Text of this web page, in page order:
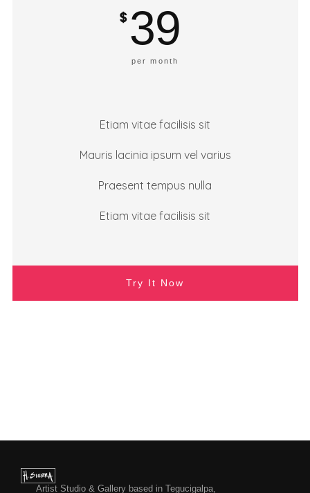
$ 39
per month
Etiam vitae facilisis sit
Mauris lacinia ipsum vel varius
Praesent tempus nulla
Etiam vitae facilisis sit
Try It Now
Artist Studio & Gallery based in Tegucigalpa,